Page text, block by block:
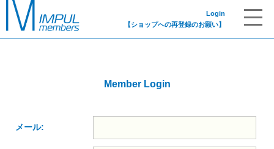
【ショップへの再登録のお願い】
Login
Member Login
メール: